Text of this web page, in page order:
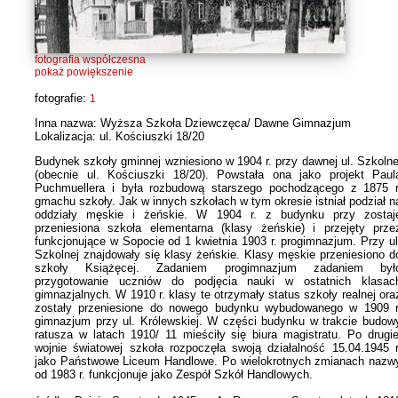
fotografia współczesna
pokaż powiększenie
fotografie: 1
Inna nazwa: Wyższa Szkoła Dziewczęca/ Dawne Gimnazjum
Lokalizacja: ul. Kościuszki 18/20
Budynek szkoły gminnej wzniesiono w 1904 r. przy dawnej ul.
(obecnie ul. Kościuszki 18/20). Powstała ona jako projekt
Puchmuellera i była rozbudową starszego pochodzącego z 1875
gmachu szkoły. Jak w innych szkołach w tym okresie istniał podział
oddziały męskie i żeńskie. W 1904 r. z budynku przy
przeniesiona szkoła elementarna (klasy żeńskie) i przejęty
funkcjonujące w Sopocie od 1 kwietnia 1903 r. progimnazjum. Przy ul.
Szkolnej znajdowały się klasy żeńskie. Klasy męskie przeniesiono
szkoły Książęcej. Zadaniem progimnazjum zadaniem
przygotowanie uczniów do podjęcia nauki w ostatnich
gimnazjalnych. W 1910 r. klasy te otrzymały status szkoły realnej
zostały przeniesione do nowego budynku wybudowanego w 1909
gimnazjum przy ul. Królewskiej. W części budynku w trakcie
ratusza w latach 1910/ 11 mieściły się biura magistratu. Po
wojnie światowej szkoła rozpoczęła swoją działalność 15.04.1945
jako Państwowe Liceum Handlowe. Po wielokrotnych zmianach
od 1983 r. funkcjonuje jako Zespół Szkół Handlowych.